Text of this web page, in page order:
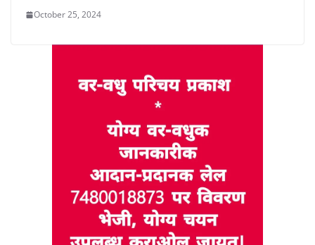
October 25, 2024